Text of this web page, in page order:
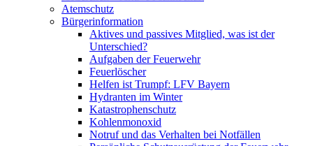
Atemschutz
Bürgerinformation
Aktives und passives Mitglied, was ist der
Unterschied?
Aufgaben der Feuerwehr
Feuerlöscher
Helfen ist Trumpf: LFV Bayern
Hydranten im Winter
Katastrophenschutz
Kohlenmonoxid
Notruf und das Verhalten bei Notfällen